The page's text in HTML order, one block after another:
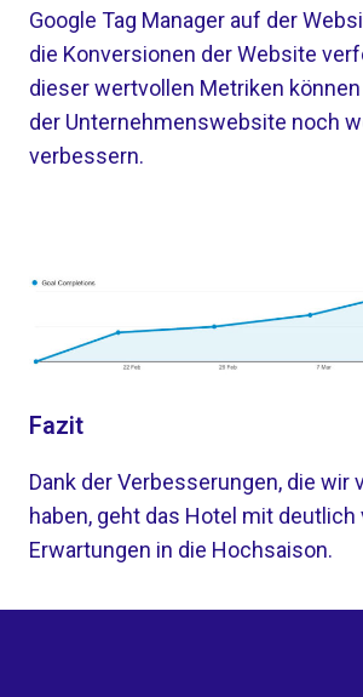
Google Tag Manager auf der
die Konversionen der Website
dieser wertvollen Metriken können
der Unternehmenswebsite noch
verbessern.
Fazit
Dank der Verbesserungen, die wir
haben, geht das Hotel mit
Erwartungen in die Hochsaison.